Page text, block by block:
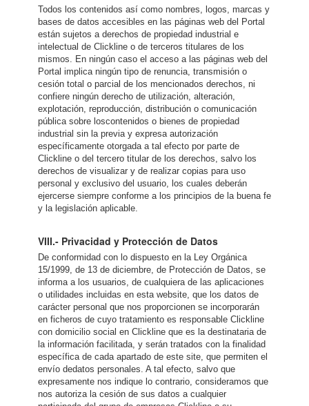
Todos los contenidos así como nombres, logos, marcas y
bases de datos accesibles en las páginas web del Portal
están sujetos a derechos de propiedad industrial e
intelectual de Clickline o de terceros titulares de los
mismos. En ningún caso el acceso a las páginas web del
Portal implica ningún tipo de renuncia, transmisión o
cesión total o parcial de los mencionados derechos, ni
confiere ningún derecho de utilización, alteración,
explotación, reproducción, distribución o comunicación
pública sobre loscontenidos o bienes de propiedad
industrial sin la previa y expresa autorización
específicamente otorgada a tal efecto por parte de
Clickline o del tercero titular de los derechos, salvo los
derechos de visualizar y de realizar copias para uso
personal y exclusivo del usuario, los cuales deberán
ejercerse siempre conforme a los principios de la buena fe
y la legislación aplicable.
VIII.- Privacidad y Protección de Datos
De conformidad con lo dispuesto en la Ley Orgánica
15/1999, de 13 de diciembre, de Protección de Datos, se
informa a los usuarios, de cualquiera de las aplicaciones
o utilidades incluidas en esta website, que los datos de
carácter personal que nos proporcionen se incorporarán
en ficheros de cuyo tratamiento es responsable Clickline
con domicilio social en Clickline que es la destinataria de
la información facilitada, y serán tratados con la finalidad
específica de cada apartado de este site, que permiten el
envío dedatos personales. A tal efecto, salvo que
expresamente nos indique lo contrario, consideramos que
nos autoriza la cesión de sus datos a cualquier